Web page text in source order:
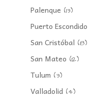
Palenque (13)
Puerto Escondido
San Cristóbal (8)
San Mateo (12)
Tulum (3)
Valladolid(4)